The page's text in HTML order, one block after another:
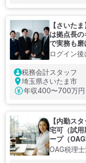
【さいた
は拠点長
で実務も磨
ログイン
税務会計スタッフ
埼玉県さいたま市
年収400〜700万円
【内勤ス
宅可（試
ープ（OAG
OAG税理士